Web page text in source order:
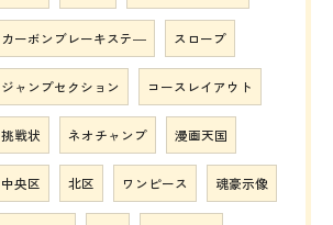
カーボンブレーキステ― スロープ
ジャンプセクション コースレイアウト
挑戦状 ネオチャンプ 漫画天国
中央区 北区 ワンピース 魂豪示像